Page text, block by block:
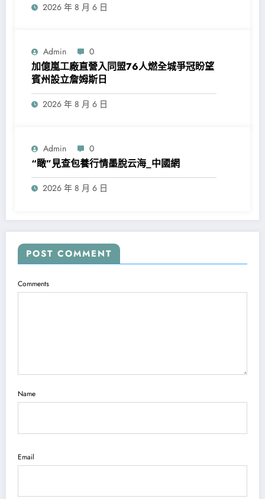
2026 年 8 月 6 日
Admin 0
加億嵐工廠直營入同盟76人燃全城爭冠盼望
賓州設立詹姆斯日
2026 年 8 月 6 日
Admin 0
“瞰”見查包養行情墨脫云海_中國網
2026 年 8 月 6 日
POST COMMENT
Comments
Name
Email